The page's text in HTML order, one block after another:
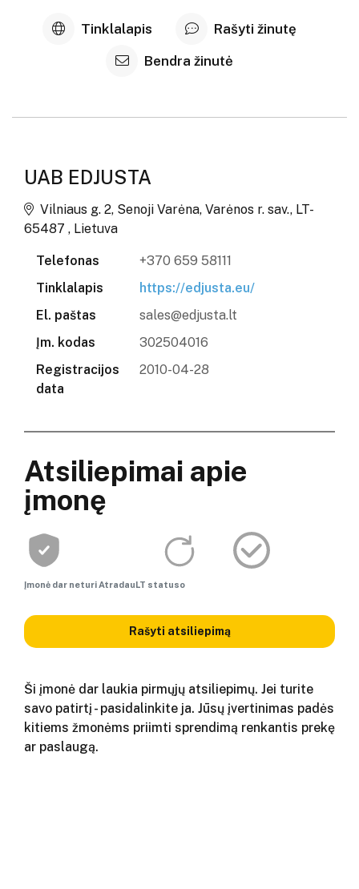
Tinklalapis
Rašyti žinutę
Bendra žinutė
UAB EDJUSTA
Vilniaus g. 2, Senoji Varėna, Varėnos r. sav., LT-
65487 , Lietuva
Telefonas
+370 659 58111
Tinklalapis
https://edjusta.eu/
El. paštas
sales@edjusta.lt
Įm. kodas
302504016
Registracijos
data
2010-04-28
Atsiliepimai apie
įmonę
Įmonė dar neturi AtradauLT statuso
Rašyti atsiliepimą
Ši įmonė dar laukia pirmųjų atsiliepimų. Jei turite
savo patirtį - pasidalinkite ja. Jūsų įvertinimas padės
kitiems žmonėms priimti sprendimą renkantis prekę
ar paslaugą.